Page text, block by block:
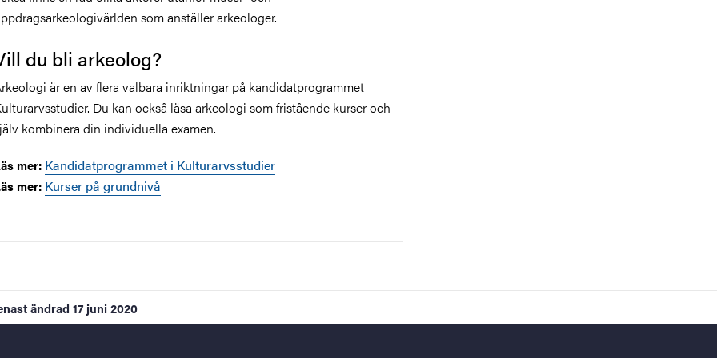
som anställer arkeologer.
du bli arkeolog?
är en av flera valbara inriktningar på kandidatprogrammet
Du kan också läsa arkeologi som fristående kurser och
kombinera din individuella examen.
mer: Kandidatprogrammet i Kulturarvsstudier
mer: Kurser på grundnivå
ändrad 17 juni 2020